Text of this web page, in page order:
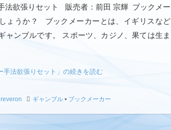
法欲張りセット 販売者：前田 宗輝 ブックメー
ょうか？ ブックメーカーとは、イギリスなど
ャンブルです。 スポーツ、カジノ、果ては生ま
手法欲張りセット」の続きを読む
reveron ギャンブル • ブックメーカー